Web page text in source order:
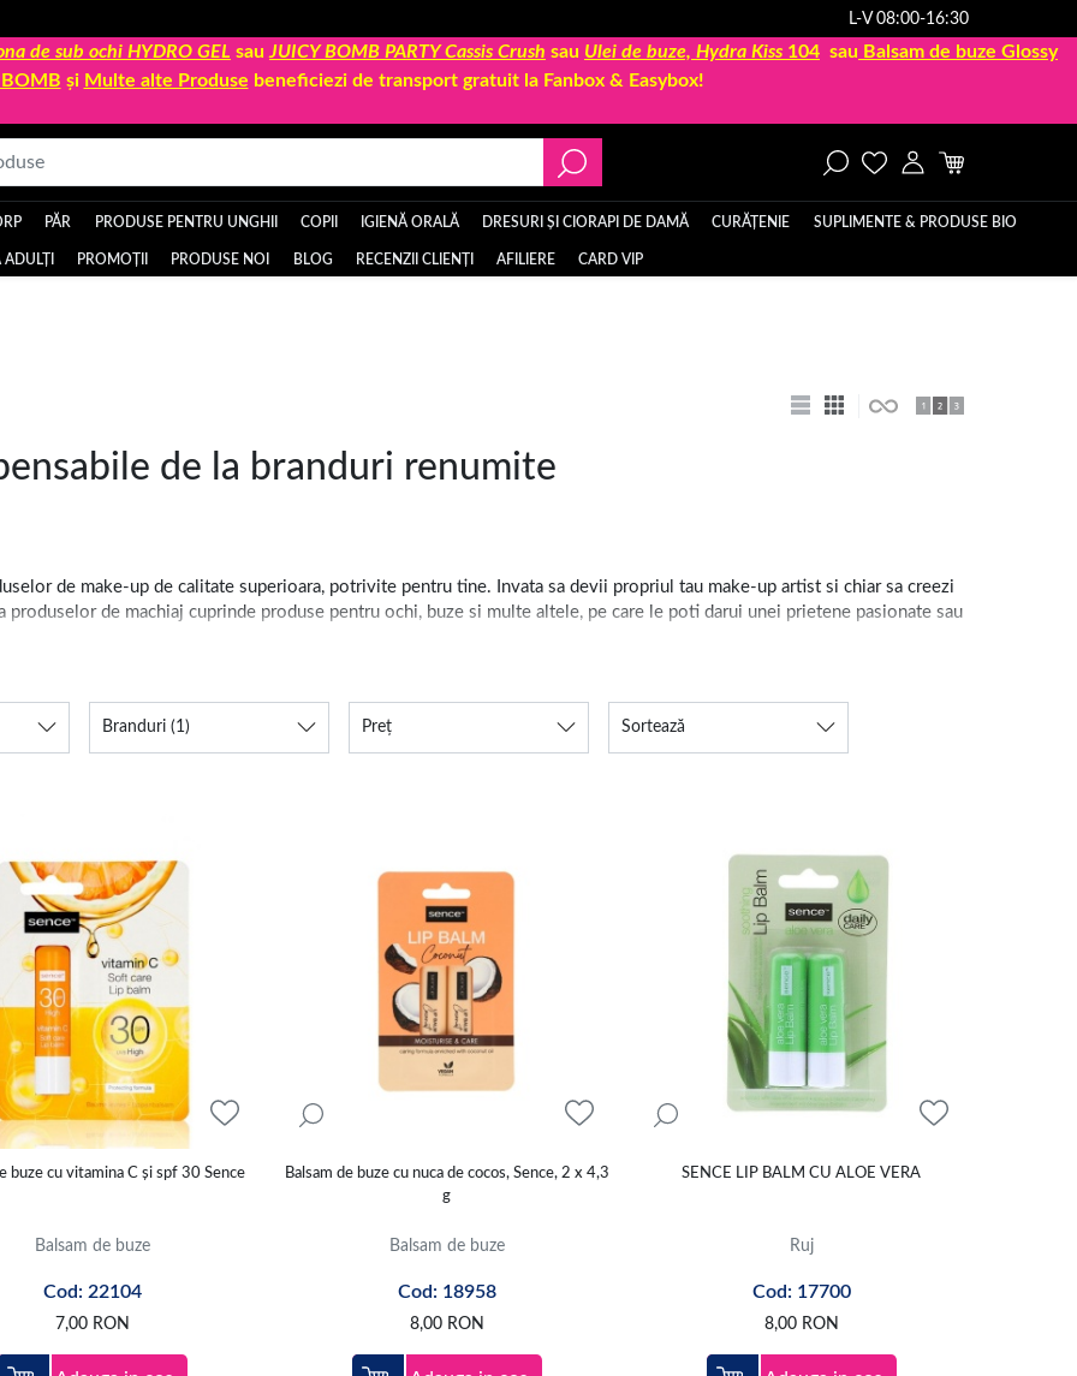
L-V 08:00-16:30
de sub ochi HYDRO GEL sau JUICY BOMB PARTY Cassis Crush sau Ulei de buze, Hydra Kiss 104 sau Balsam de buze Glossy
și Multe alte Produse beneficiezi de transport gratuit la Fanbox & Easybox!
PĂR PRODUSE PENTRU UNGHII COPII IGIENĂ ORALĂ DRESURI ȘI CIORAPI DE DAMĂ CURĂȚENIE SUPLIMENTE & PRODUSE BIO
ADULȚI PROMOȚII PRODUSE NOI BLOG RECENZII CLIENȚI AFILIERE CARD VIP
de la branduri renumite
de make-up de calitate superioara, potrivite pentru tine. Invata sa devii propriul tau make-up artist si chiar sa creezi
produselor de machiaj cuprinde produse pentru ochi, buze si multe altele, pe care le poti darui unei prietene pasionate sau
pentru look-uri impecabile
machiajului, atunci selectia disponibila pe site-ul nostru cuprinde cateva produse pentru machiaj de baza in vederea
, dupa care cufondul de ten corespunzator nuantei pielii tale, , adauga culoarea potrivita de
hidratant sau un
creionul de buze preferat, care previne transferul
, prelungind durata acestuia. Pentru acoperirea
din magazinul nostru online, care vine in completarea fondului de tensi asigura pielii tale un aspect uniform, ca in
baza din colectia ta de make-up. Pentru un look dramatic si accentuarea expresivitatii ochilor, utilizeaza
Branduri (1) Preț Sortează
buze cu vitamina C și spf 30 Sence
Balsam de buze
Cod: 22104
7,00 RON
Balsam de buze cu nuca de cocos, Sence, 2 x 4,3
g
Balsam de buze
Cod: 18958
8,00 RON
SENCE LIP BALM CU ALOE VERA
Ruj
Cod: 17700
8,00 RON